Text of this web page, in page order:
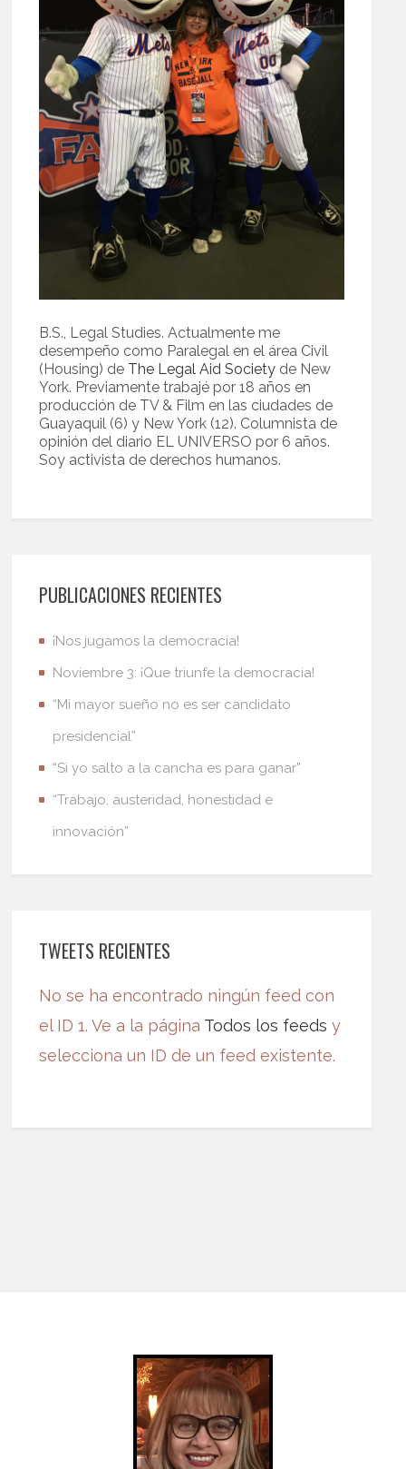
B.S., Legal Studies. Actualmente me
desempeño como Paralegal en el área Civil
(Housing) de The Legal Aid Society de New
York. Previamente trabajé por 18 años en
producción de TV & Film en las ciudades de
Guayaquil (6) y New York (12). Columnista de
opinión del diario EL UNIVERSO por 6 años.
Soy activista de derechos humanos.
PUBLICACIONES RECIENTES
¡Nos jugamos la democracia!
Noviembre 3: ¡Que triunfe la democracia!
“Mi mayor sueño no es ser candidato
presidencial”
“Si yo salto a la cancha es para ganar”
“Trabajo, austeridad, honestidad e
innovación”
TWEETS RECIENTES
No se ha encontrado ningún feed con
el ID 1. Ve a la página Todos los feeds y
selecciona un ID de un feed existente.